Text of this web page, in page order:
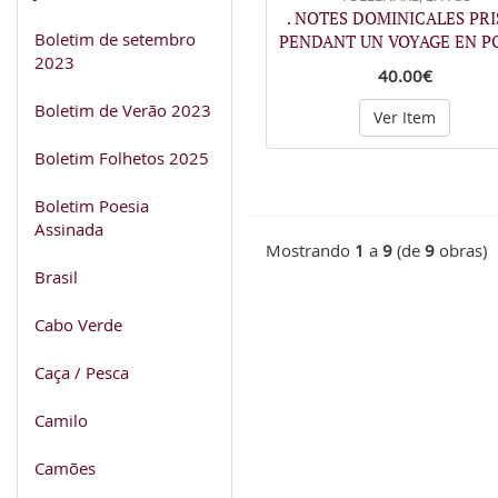
Boletim de setembro
2023
Boletim de Verão 2023
Boletim Folhetos 2025
Boletim Poesia
Assinada
Brasil
Cabo Verde
Caça / Pesca
Camilo
Camões
. NOTES DOMINICALES
PENDANT UN VOYAGE EN
40.00€
Ver Item
Mostrando 1 a 9 (de 9 obras)